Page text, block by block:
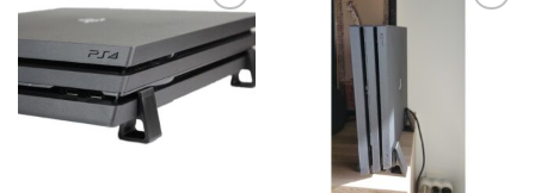
Add to
wishlist